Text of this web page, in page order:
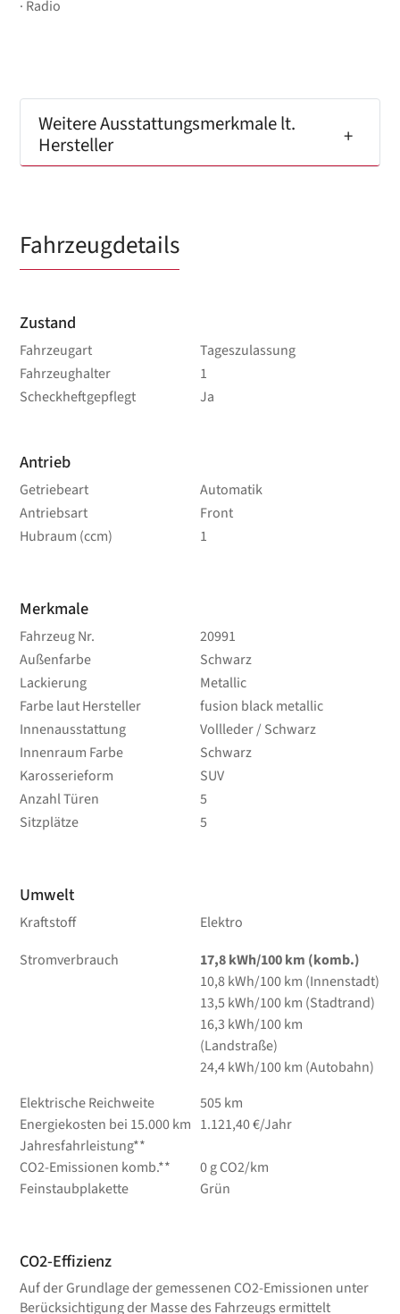
Radio
Weitere Ausstattungsmerkmale lt.
Hersteller
Fahrzeugdetails
Zustand
Fahrzeugart
Tageszulassung
Fahrzeughalter
1
Scheckheftgepflegt
Ja
Antrieb
Getriebeart
Automatik
Antriebsart
Front
Hubraum (ccm)
1
Merkmale
Fahrzeug Nr.
20991
Außenfarbe
Schwarz
Lackierung
Metallic
Farbe laut Hersteller
fusion black metallic
Innenausstattung
Vollleder / Schwarz
Innenraum Farbe
Schwarz
Karosserieform
SUV
Anzahl Türen
5
Sitzplätze
5
Umwelt
Kraftstoff
Elektro
Stromverbrauch
17,8 kWh/100 km (komb.)
10,8 kWh/100 km (Innenstadt)
13,5 kWh/100 km (Stadtrand)
16,3 kWh/100 km
(Landstraße)
24,4 kWh/100 km (Autobahn)
Elektrische Reichweite
505 km
Energiekosten bei 15.000 km
Jahresfahrleistung**
1.121,40 €/Jahr
CO2-Emissionen komb.**
0 g CO2/km
Feinstaubplakette
Grün
CO2-Effizienz
Auf der Grundlage der gemessenen CO2-Emissionen unter
Berücksichtigung der Masse des Fahrzeugs ermittelt